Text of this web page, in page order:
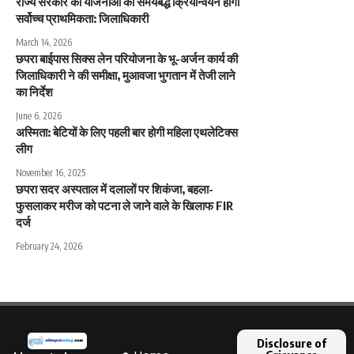
सर्वोच्च प्राथमिकता: जिलाधिकारी
March 14, 2026
छपरा बाईपास सिक्स लेन परियोजना के भू-अर्जन कार्य की
जिलाधिकारी ने की समीक्षा, मुआवजा भुगतान में तेजी लाने
का निर्देश
June 6, 2026
अस्मिता: बेटियों के लिए पहली बार होगी महिला एथलेटिक्स
लीग
November 16, 2025
छपरा सदर अस्पताल में दलालों पर शिकंजा, बहला-
फुसलाकर मरीज को पटना ले जाने वाले के खिलाफ FIR
दर्ज
February 24, 2026
Disclosure of